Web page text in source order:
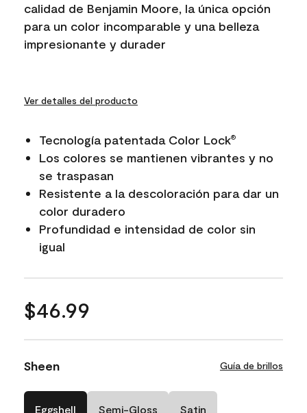
calidad de Benjamin Moore, la única opción
para un color incomparable y una belleza
impresionante y durader
Ver detalles del producto
Tecnología patentada Color Lock®
Los colores se mantienen vibrantes y no
se traspasan
Resistente a la descoloración para dar un
color duradero
Profundidad e intensidad de color sin
igual
$46.99
Sheen Guía de brillos
Eggshell Semi-Gloss Satin